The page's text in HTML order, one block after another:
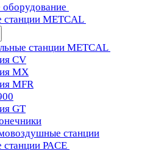
станции METCAL
станции METCAL
CV
MX
MFR
GT
станции
PACE